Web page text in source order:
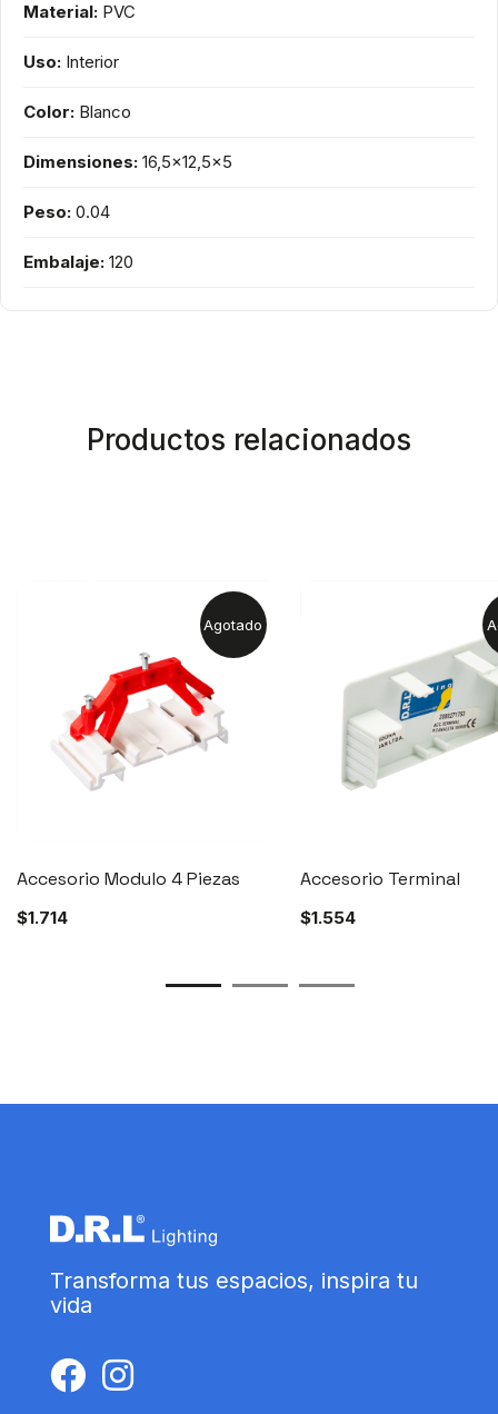
Material: PVC
Uso: Interior
Color: Blanco
Dimensiones: 16,5x12,5x5
Peso: 0.04
Embalaje: 120
Productos relacionados
Agotado
Accesorio Modulo 4 Piezas
$1.714
Accesorio Terminal
$1.554
Transforma tus espacios, inspira tu
vida